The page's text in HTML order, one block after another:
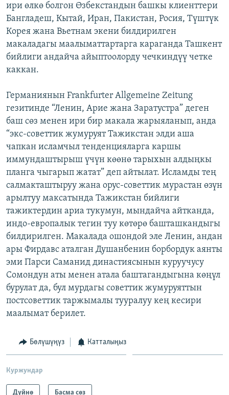
ири өлкө болгон Өзбекстандын башкы клиенттери
Бангладеш, Кытай, Иран, Пакистан, Росия, Түштүк
Корея жана Вьетнам экени билдирилген
макаладагы маалыматтартарга караганда Ташкент
бийлиги андайча айыптоолорду чечкиндүү четке
каккан.
Германиянын Frankfurter Allgemeine Zeitung
гезитинде “Ленин, Арие жана Заратустра” деген
баш сөз менен ири бир макала жарыяланып, анда
“экс-советтик жумуруят Тажикстан элди аша
чапкан исламчыл тенденцияларга каршы
иммундаштырыш үчүн көөнө тарыхын алдыңкы
планга чыгарып жатат” деп айтылат. Исламды тең
салмакташтыруу жана орус-советтик мурастан өзүн
арылтуу максатында Тажикстан бийлиги
тажиктердин ариа тукумун, мындайча айтканда,
индо-европалык тегин туу көтөрө башташкандыгы
билдирилген. Макалада ошондой эле Ленин, андан
ары Фирдавс аталган Душанбенин борбордук аянты
эми Парси Саманид династиясынын куруучусу
Сомондун аты менен атала баштагандыгына көңүл
бурулат да, бул мурдагы советтик жумуруяттын
постсоветтик таржымалы тууралуу кең кесири
маалымат берилет.
Бөлүшүңүз Катталыңыз
Куржундар
Дүйнө Басма сөз